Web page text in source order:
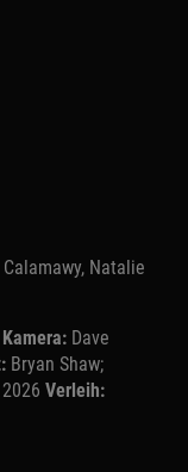
Natalie
Kamera: Dave
Bryan Shaw;
Verleih: